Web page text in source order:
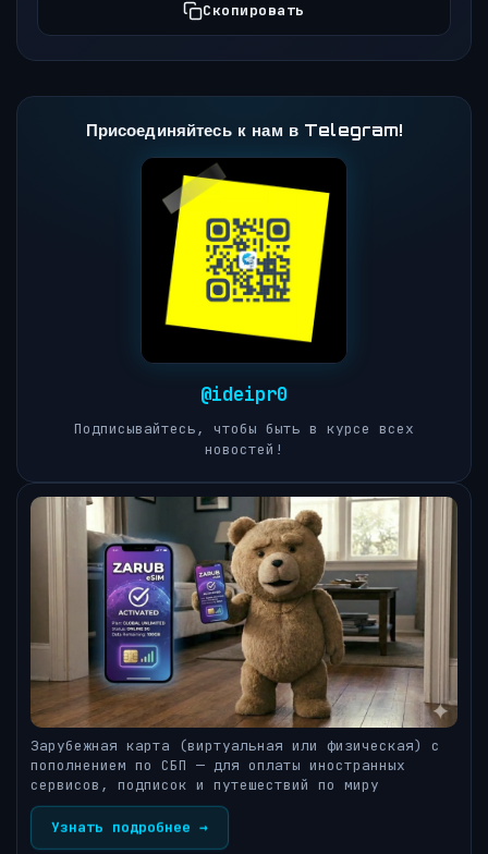
Скопировать
Присоединяйтесь к нам в Telegram!
@ideipr0
Подписывайтесь, чтобы быть в курсе всех
новостей!
Зарубежная карта (виртуальная или физическая) с
пополнением по СБП — для оплаты иностранных
сервисов, подписок и путешествий по миру
Узнать подробнее →